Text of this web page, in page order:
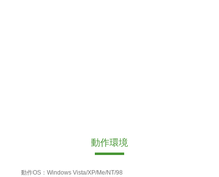
動作環境
動作OS：Windows Vista/XP/Me/NT/98